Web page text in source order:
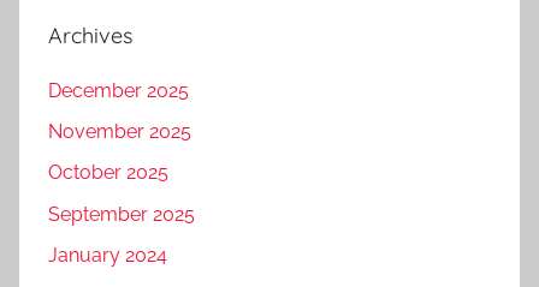
Archives
December 2025
November 2025
October 2025
September 2025
January 2024